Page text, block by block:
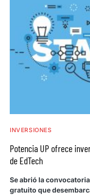
INVERSIONES
Potencia UP ofrece
de EdTech
Se abrió la
gratuito que